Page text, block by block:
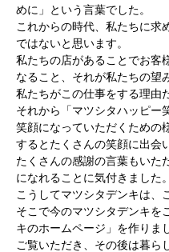
めに」という言葉でした。
これからの時代、私たちに求
ではないと思います。
私たちの店があることでお客
なること、それが私たちの望
私たちがこの仕事をする理由
それから「マツシタハッピー
笑顔になっていただくための
するとたくさんの笑顔に出会
たくさんの感謝の言葉もいた
になれることに気付きました。
こうしてマツシタデンキは、
そこで今のマツシタデンキを
キのホームページ」を作りま
ご覧いただき、その後は暮ら